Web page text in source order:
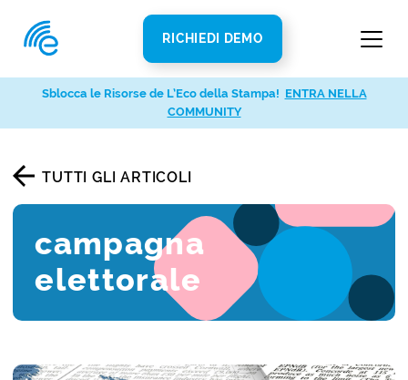
RICHIEDI DEMO
TUTTI GLI ARTICOLI
campagna
elettorale
Sblocca le Risorse de L’Eco della Stampa! ENTRA NELLA
COMMUNITY